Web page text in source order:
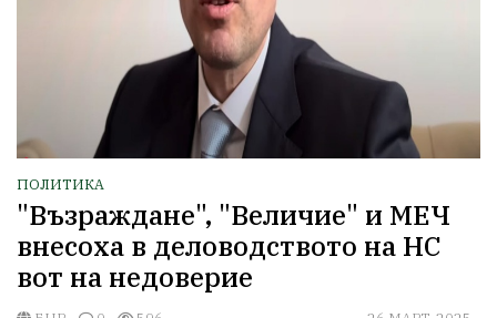
ПОЛИТИКА
"Възраждане", "Величие" и МЕЧ
внесоха в деловодството на НС
вот на недоверие